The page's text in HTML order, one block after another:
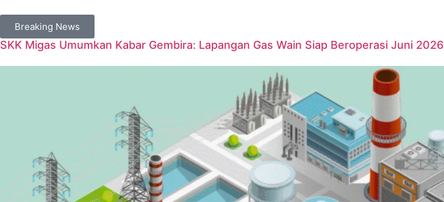
Breaking News
SKK Migas Umumkan Kabar Gembira: Lapangan Gas Wain Siap Beroperasi Juni 2026